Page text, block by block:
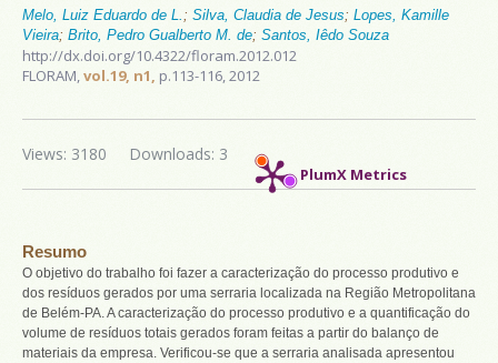
Melo, Luiz Eduardo de L. ; Silva, Claudia de Jesus; Lopes, Kamille
Vieira; Brito, Pedro Gualberto M. de; Santos, Iêdo Souza
http://dx.doi.org/10.4322/floram.2012.012
FLORAM,vol.19, n1, p.113-116, 2012
PlumX Metrics
Downloads: 3
Views: 3180
Resumo
O objetivo do trabalho foi fazer a caracterização do processo produtivo e
dos resíduos gerados por uma serraria localizada na Região Metropolitana
de Belém-PA. A caracterização do processo produtivo e a quantificação do
volume de resíduos totais gerados foram feitas a partir do balanço de
materiais da empresa. Verificou-se que a serraria analisada apresentou